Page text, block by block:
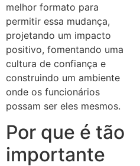
melhor formato para
permitir essa mudança,
projetando um impacto
positivo, fomentando uma
cultura de confiança e
construindo um ambiente
onde os funcionários
possam ser eles mesmos.
Por que é tão
importante